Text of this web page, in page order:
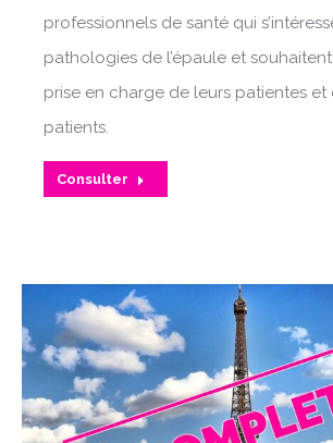
professionnels de santé qui
pathologies de l’épaule et
prise en charge de leurs patientes et
patients.
Consulter